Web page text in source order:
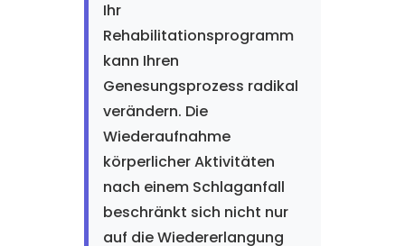
Ihr
Rehabilitationsprogramm
kann Ihren
Genesungsprozess radikal
verändern. Die
Wiederaufnahme
körperlicher Aktivitäten
nach einem Schlaganfall
beschränkt sich nicht nur
auf die Wiedererlangung